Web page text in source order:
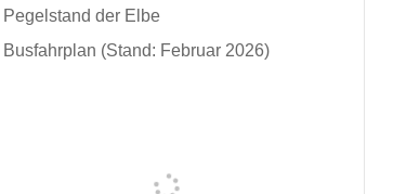
Pegelstand der Elbe
Busfahrplan (Stand: Februar 2026)